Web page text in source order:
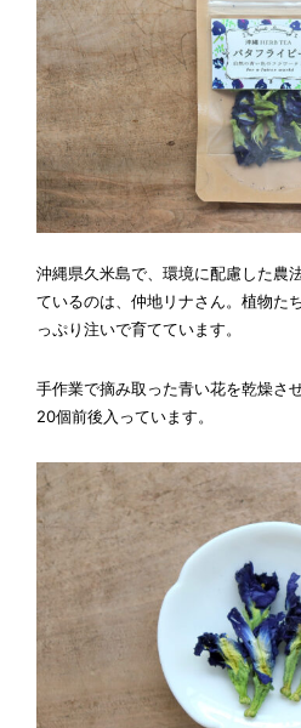
沖縄県久米島で、環境に配慮した農
ているのは、仲地リナさん。植物た
っぷり注いで育てています。
手作業で摘み取った青い花を乾燥さ
20個前後入っています。